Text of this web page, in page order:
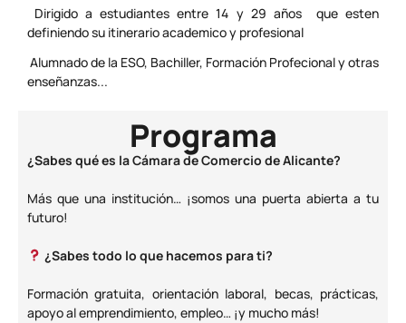
Dirigido a estudiantes entre 14 y 29 años que esten
definiendo su itinerario academico y profesional
Alumnado de la ESO, Bachiller, Formación Profecional y otras
enseñanzas...
Programa
¿Sabes qué es la Cámara de Comercio de Alicante?
Más que una institución… ¡somos una puerta abierta a tu
futuro!
¿Sabes todo lo que hacemos para ti?
Formación gratuita, orientación laboral, becas, prácticas,
apoyo al emprendimiento, empleo… ¡y mucho más!